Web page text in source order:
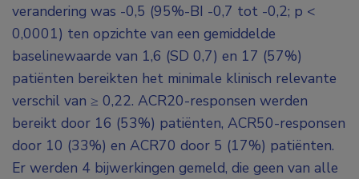
verandering was -0,5 (95%-BI -0,7 tot -0,2; p <
0,0001) ten opzichte van een gemiddelde
baselinewaarde van 1,6 (SD 0,7) en 17 (57%)
patiënten bereikten het minimale klinisch relevante
verschil van ≥ 0,22. ACR20-responsen werden
bereikt door 16 (53%) patiënten, ACR50-responsen
door 10 (33%) en ACR70 door 5 (17%) patiënten.
Er werden 4 bijwerkingen gemeld, die geen van alle